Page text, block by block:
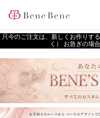
只今のご注文は、新しくお作りす
く） お急ぎの場